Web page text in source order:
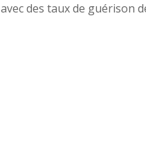
avec des taux de guérison